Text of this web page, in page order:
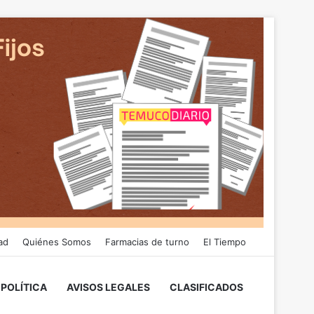
Quiénes Somos Farmacias de turno El Tiempo
POLÍTICA AVISOS LEGALES CLASIFICADOS